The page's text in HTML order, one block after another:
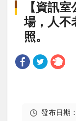
【資訊
場，人不
照。
發布日期：